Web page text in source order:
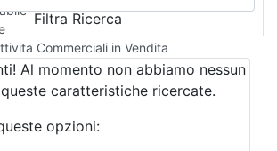
Commerciali in Vendita
Commerciale
Filtra Ricerca
Al momento non abbiamo nessun
caratteristiche ricercate.
opzioni: